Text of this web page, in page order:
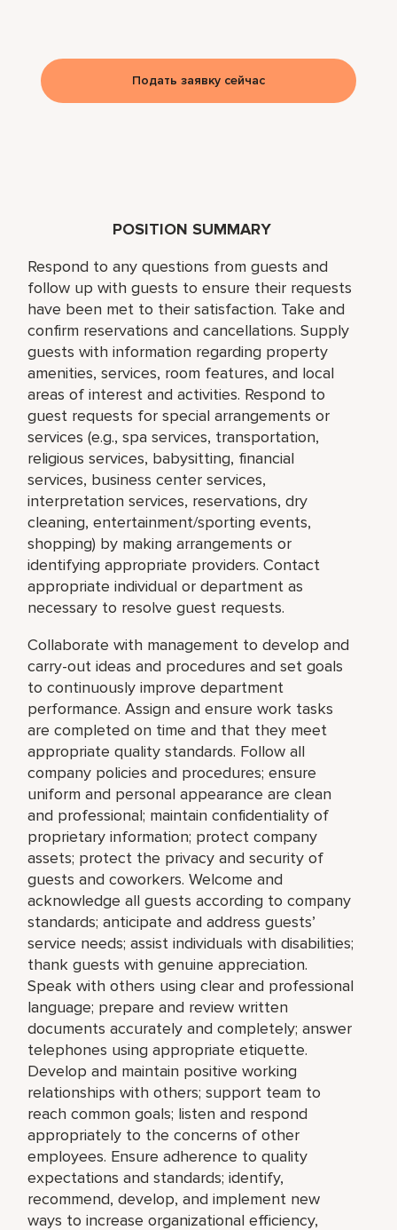
POSITION SUMMARY
Respond to any questions from guests and
follow up with guests to ensure their requests
have been met to their satisfaction. Take and
confirm reservations and cancellations. Supply
guests with information regarding property
amenities, services, room features, and local
areas of interest and activities. Respond to
guest requests for special arrangements or
services (e.g., spa services, transportation,
religious services, babysitting, financial
services, business center services,
interpretation services, reservations, dry
cleaning, entertainment/sporting events,
shopping) by making arrangements or
identifying appropriate providers. Contact
appropriate individual or department as
necessary to resolve guest requests.
Collaborate with management to develop and
carry-out ideas and procedures and set goals
to continuously improve department
performance. Assign and ensure work tasks
are completed on time and that they meet
appropriate quality standards. Follow all
company policies and procedures; ensure
uniform and personal appearance are clean
and professional; maintain confidentiality of
proprietary information; protect company
assets; protect the privacy and security of
guests and coworkers. Welcome and
acknowledge all guests according to company
standards; anticipate and address guests’
service needs; assist individuals with disabilities;
thank guests with genuine appreciation.
Speak with others using clear and professional
language; prepare and review written
documents accurately and completely; answer
telephones using appropriate etiquette.
Develop and maintain positive working
relationships with others; support team to
reach common goals; listen and respond
appropriately to the concerns of other
employees. Ensure adherence to quality
expectations and standards; identify,
recommend, develop, and implement new
ways to increase organizational efficiency,
Подать заявку сейчас